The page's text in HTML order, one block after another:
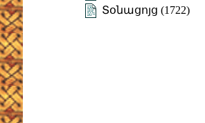
Տօնացոյց (1722)